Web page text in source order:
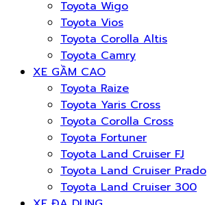
Toyota Wigo
Toyota Vios
Toyota Corolla Altis
Toyota Camry
XE GẦM CAO
Toyota Raize
Toyota Yaris Cross
Toyota Corolla Cross
Toyota Fortuner
Toyota Land Cruiser FJ
Toyota Land Cruiser Prado
Toyota Land Cruiser 300